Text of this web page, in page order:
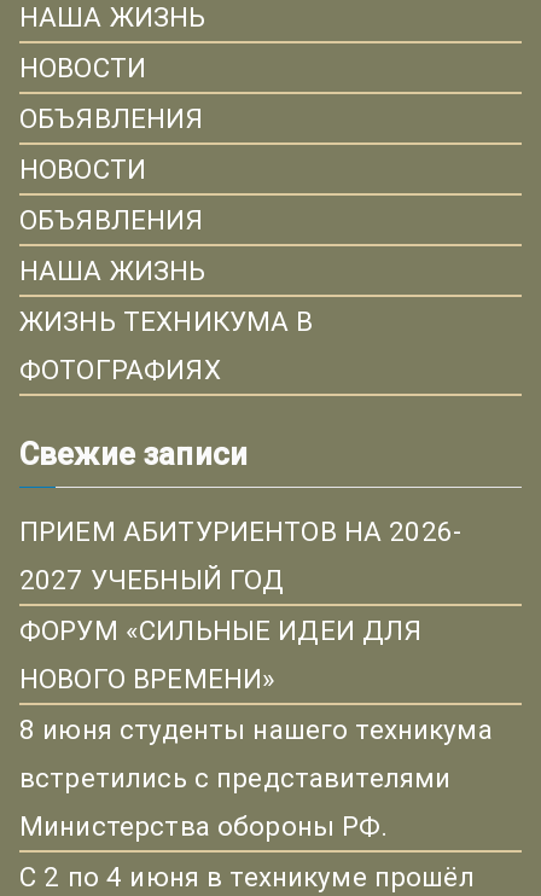
НАША ЖИЗНЬ
НОВОСТИ
ОБЪЯВЛЕНИЯ
НОВОСТИ
ОБЪЯВЛЕНИЯ
НАША ЖИЗНЬ
ЖИЗНЬ ТЕХНИКУМА В
ФОТОГРАФИЯХ
Свежие записи
ПРИЕМ АБИТУРИЕНТОВ НА 2026-
2027 УЧЕБНЫЙ ГОД
ФОРУМ «СИЛЬНЫЕ ИДЕИ ДЛЯ
НОВОГО ВРЕМЕНИ»
8 июня студенты нашего техникума
встретились с представителями
Министерства обороны РФ.
С 2 по 4 июня в техникуме прошёл